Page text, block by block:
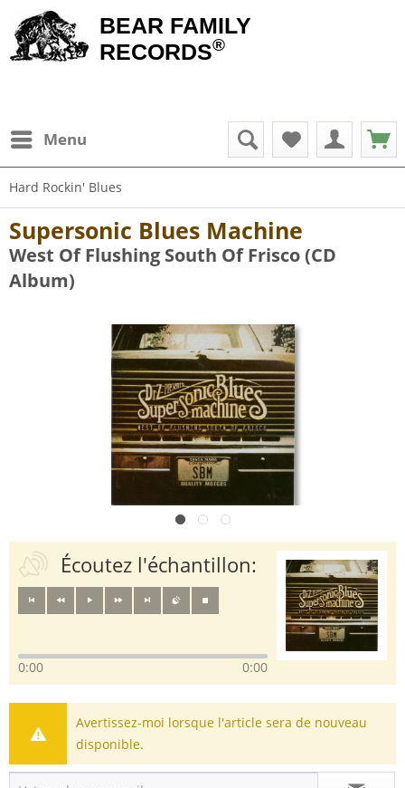
BEAR FAMILY
RECORDS®
Menu
Hard Rockin' Blues
Supersonic Blues Machine
West Of Flushing South Of Frisco (CD
Album)
Écoutez l'échantillon:
0:00 0:00
Avertissez-moi lorsque l'article sera de nouveau
disponible.